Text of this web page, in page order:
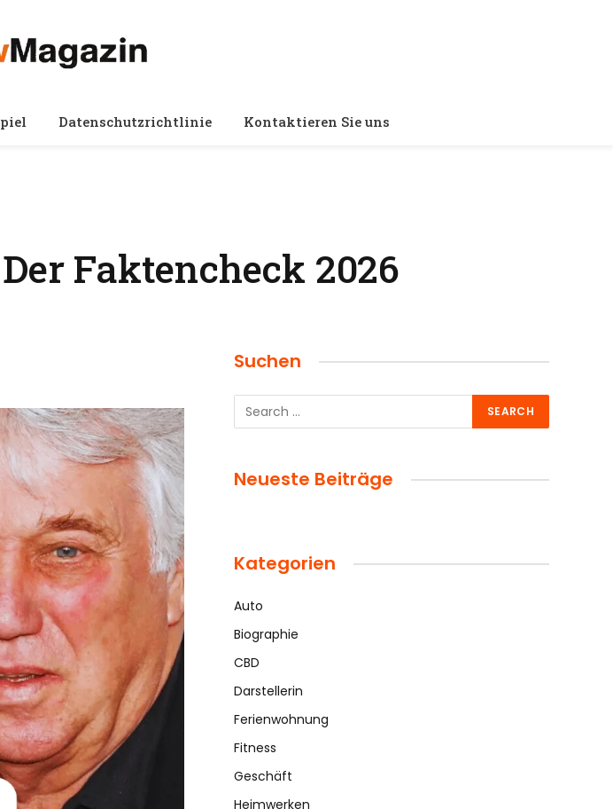
Datenschutzrichtlinie Kontaktieren Sie uns
Faktencheck 2026
Suchen
Neueste Beiträge
Kategorien
Auto
Biographie
CBD
Darstellerin
Ferienwohnung
Fitness
Geschäft
Heimwerken